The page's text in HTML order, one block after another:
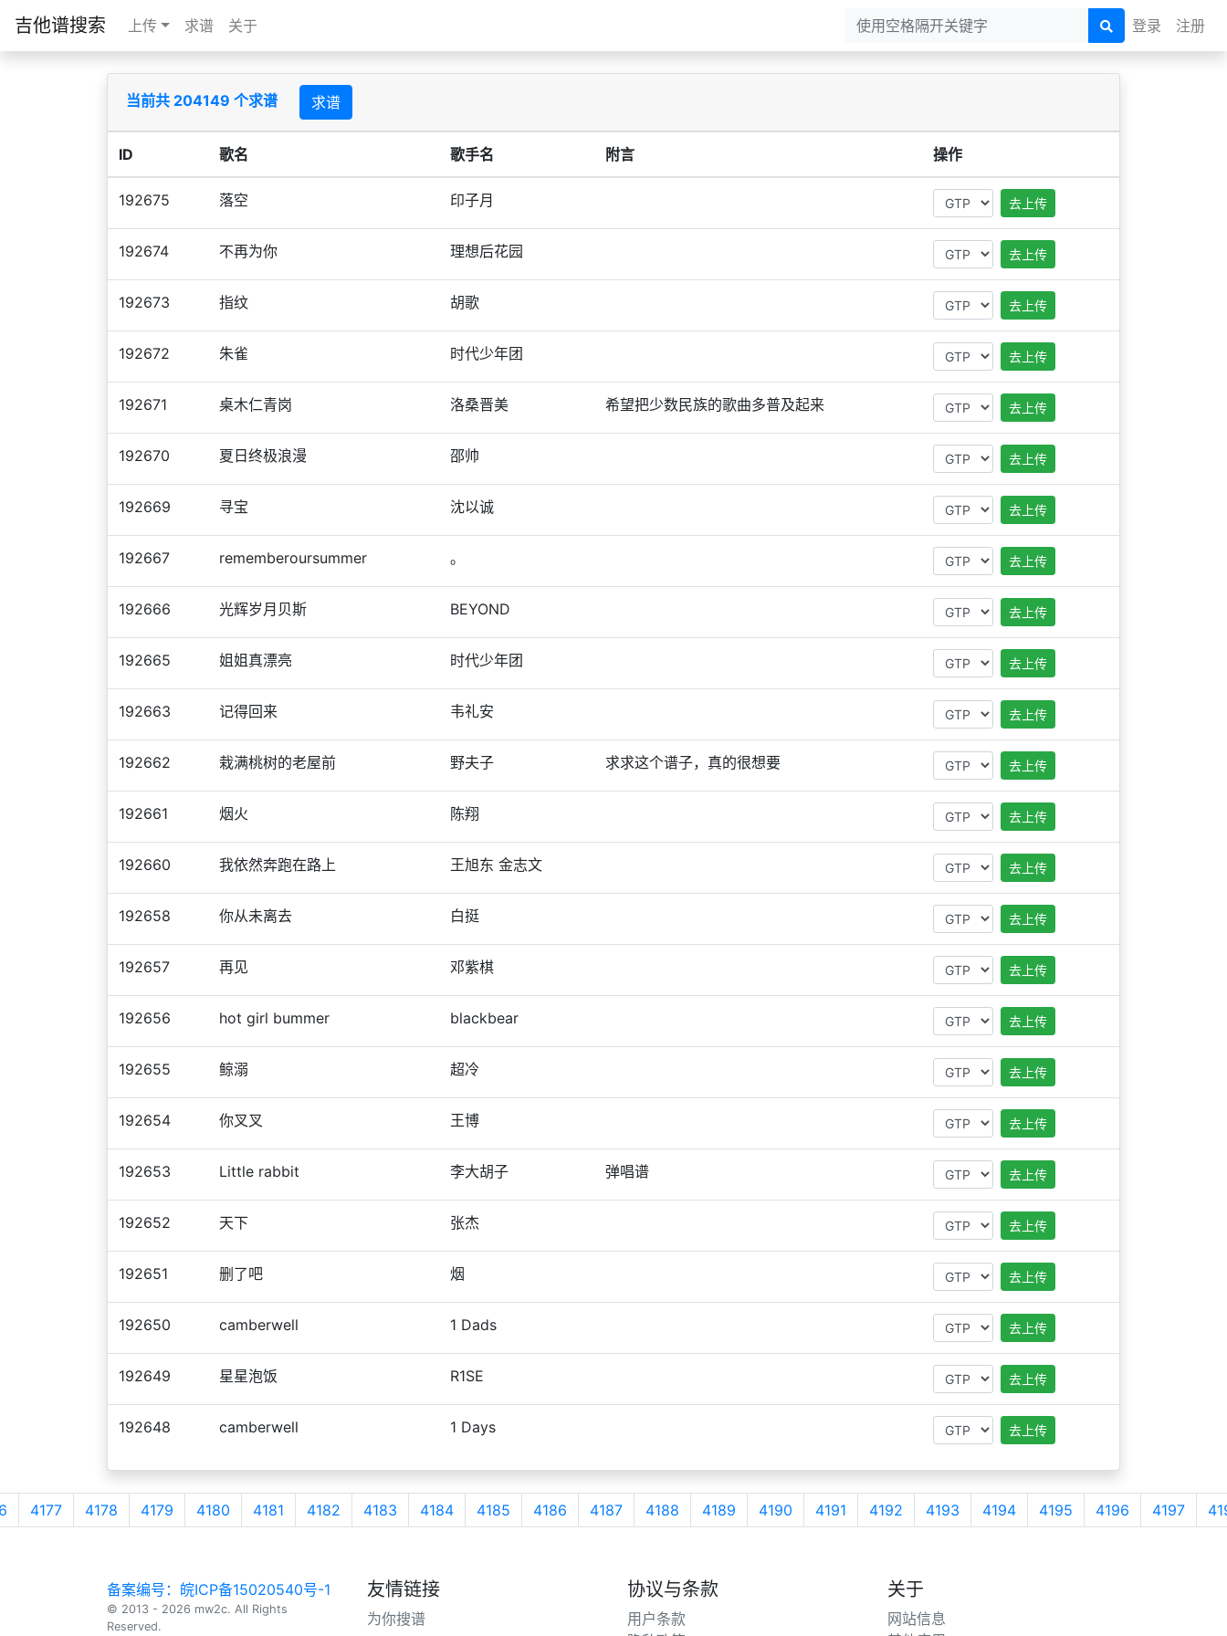
吉他谱搜索 上传 求谱 关于 登录 注册
当前共 204149 个求谱 求谱
ID 歌名 歌手名 附言 操作
192675 落空 印子月 去上传
192674 不再为你 理想后花园 去上传
192673 指纹 胡歌 去上传
192672 朱雀 时代少年团 去上传
192671 桌木仁青岗 洛桑晋美 希望把少数民族的歌曲多普及起来 去上传
192670 夏日终极浪漫 邵帅 去上传
192669 寻宝 沈以诚 去上传
192667 rememberoursummer 。 去上传
192666 光辉岁月贝斯 BEYOND 去上传
192665 姐姐真漂亮 时代少年团 去上传
192663 记得回来 韦礼安 去上传
192662 栽满桃树的老屋前 野夫子 求求这个谱子，真的很想要 去上传
192661 烟火 陈翔 去上传
192660 我依然奔跑在路上 王旭东 金志文 去上传
192658 你从未离去 白挺 去上传
192657 再见 邓紫棋 去上传
192656 hot girl bummer blackbear 去上传
192655 鲸溺 超冷 去上传
192654 你叉叉 王博 去上传
192653 Little rabbit 李大胡子 弹唱谱 去上传
192652 天下 张杰 去上传
192651 删了吧 烟 去上传
192650 camberwell 1 Dads 去上传
192649 星星泡饭 R1SE 去上传
192648 camberwell 1 Days 去上传
4177 4178 4179 4180 4181 4182 4183 4184 4185 4186 4187 4188 4189 4190 4191 4192 4193 4194 4195 4196 4197
备案编号：皖ICP备15020540号-1
© 2013 - 2026 mw2c. All Rights
Reserved.
友情链接
为你搜谱
协议与条款
用户条款
关于
网站信息